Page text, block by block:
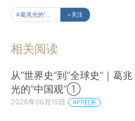
+关注
相关阅读
从“世界史”到“全球史”｜葛兆
光的“中国观”①
2026年06月19日 APP打开